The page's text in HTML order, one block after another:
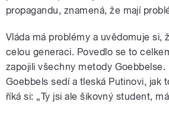
propagandu, znamená, že mají
Vláda má problémy a uvědomuje si,
celou generaci. Povedlo se to
zapojili všechny metody Goebbelse.
Goebbels sedí a tleská Putinovi, jak
říká si: „Ty jsi ale šikovný student,